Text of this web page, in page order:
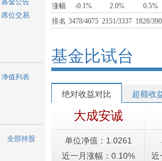
基金公告
席位交易
净值列表
全部持股
涨幅
-0.1% 2.0%
0.5%
排名 3478/4075 2151/3337 1828/
基金比试台
绝对收益对比 超额收
大成安诚
单位净值：1.0261
近一月涨幅：0.10%
近